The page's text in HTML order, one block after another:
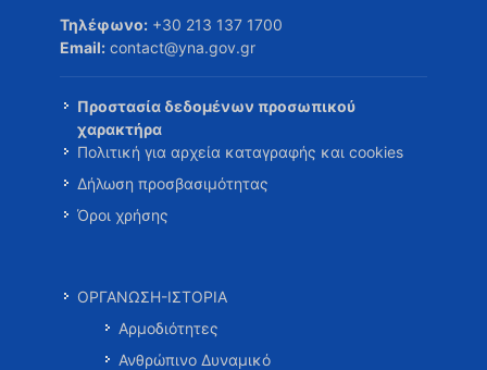
Τηλέφωνο: +30 213 137 1700
Email: contact@yna.gov.gr
Προστασία δεδομένων προσωπικού
χαρακτήρα
Πολιτική για αρχεία καταγραφής και cookies
Δήλωση προσβασιμότητας
Όροι χρήσης
ΟΡΓΑΝΩΣΗ-ΙΣΤΟΡΙΑ
Αρμοδιότητες
Ανθρώπινο Δυναμικό